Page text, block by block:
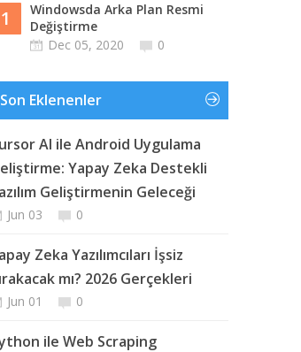
1
Windowsda Arka Plan Resmi
Değiştirme
Dec 05, 2020
0
Son Eklenenler
AI ile Android Uygulama
Yapay Zeka Destekli
Geliştirmenin Geleceği
Jun 03 0
Zeka Yazılımcıları İşsiz
mı? 2026 Gerçekleri
Jun 01 0
ile Web Scraping